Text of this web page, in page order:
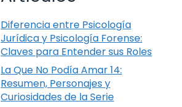
Diferencia entre Psicología
Jurídica y Psicología Forense:
Claves para Entender sus Roles
La Que No Podía Amar 14:
Resumen, Personajes y
Curiosidades de la Serie